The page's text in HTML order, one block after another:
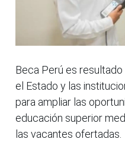
Beca Perú es
el Estado y las
para ampliar las
educación superior
las vacantes ofertadas.